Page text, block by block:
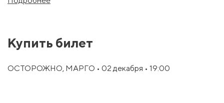
оправдания, которые множатся быстрее, чем герои
Пьеса полна остроумных диалогов и неожиданных
поворотов, напоминая, что иногда правда скучна, а ложь
— слишком забавна… особенно если это не твоя ложь.
Купить билет
ОСТОРОЖНО, МАРГО • 02 декабря • 19:00